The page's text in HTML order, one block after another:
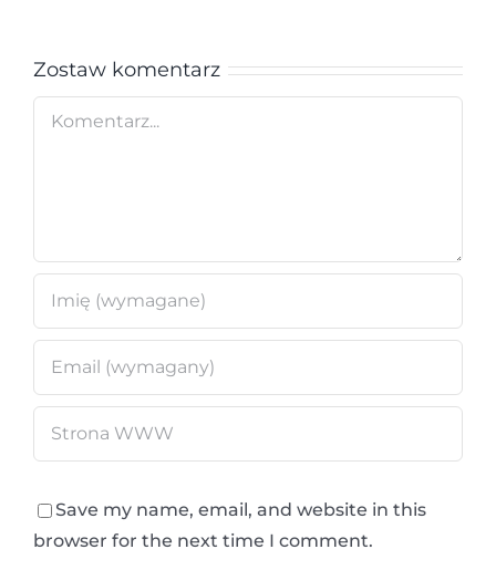
Zostaw komentarz
Save my name, email, and website in this
browser for the next time I comment.